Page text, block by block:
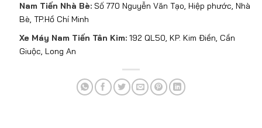
Nam Tiến Nhà Bè: Số 770 Nguyễn Văn Tạo, Hiệp phước, Nhà
Bè, TP.Hồ Chí Minh
Xe Máy Nam Tiến Tân Kim: 192 QL50, KP. Kim Điền, Cần
Giuộc, Long An